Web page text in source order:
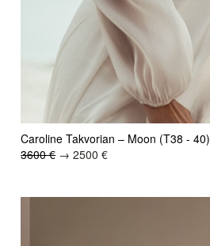
Caroline Takvorian – Moon (T38 - 40)
3600 € → 2500 €